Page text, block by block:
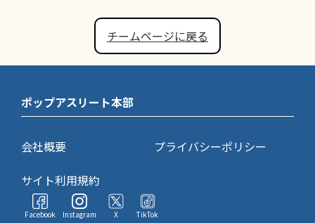
チームページに戻る
ポップアスリート本部
会社概要
プライバシーポリシー
サイト利用規約
Facebook Instagram X TikTok